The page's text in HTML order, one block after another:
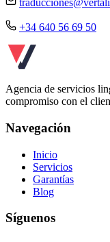
+34 640 56 69 50
Agencia de servicios
compromiso con el
Navegación
Inicio
Servicios
Garantías
Blog
Síguenos